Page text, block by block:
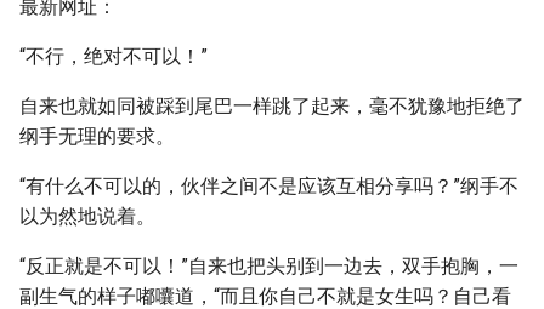
最新网址：
“不行，绝对不可以！”
自来也就如同被踩到尾巴一样跳了起来，毫不犹豫地拒绝了
纲手无理的要求。
“有什么不可以的，伙伴之间不是应该互相分享吗？”纲手不
以为然地说着。
“反正就是不可以！”自来也把头别到一边去，双手抱胸，一
副生气的样子嘟囔道，“而且你自己不就是女生吗？自己看